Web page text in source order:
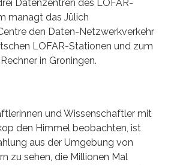
Datenzentren des LOFAR-
managt das Jülich
den Daten-Netzwerkverkehr
LOFAR-Stationen und zum
in Groningen.
und Wissenschaftler mit
den Himmel beobachten, ist
aus der Umgebung von
zu sehen, die Millionen Mal